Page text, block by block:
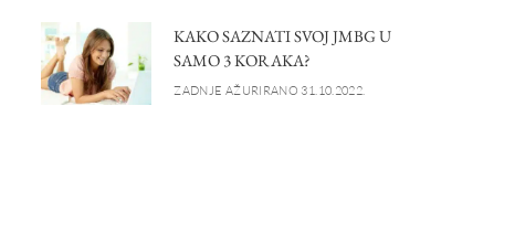
KAKO SAZNATI SVOJ JMBG U
SAMO 3 KORAKA?
ZADNJE AŽURIRANO 31.10.2022.